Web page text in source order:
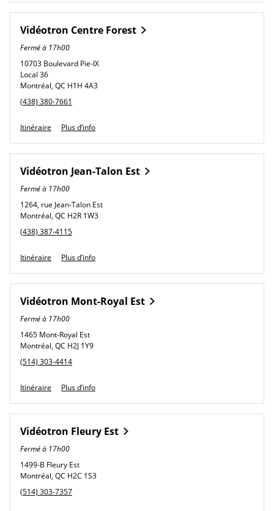
Vidéotron Centre Forest
Fermé à 17h00
10703 Boulevard Pie-IX
Local 36
Montréal, QC H1H 4A3
phone
(438) 380-7661
Itinéraire Link Opens in New Tab
Plus d’info
Vidéotron Jean-Talon Est
Fermé à 17h00
1264, rue Jean-Talon Est
Montréal, QC H2R 1W3
phone
(438) 387-4115
Itinéraire Link Opens in New Tab
Plus d’info
Vidéotron Mont-Royal Est
Fermé à 17h00
1465 Mont-Royal Est
Montréal, QC H2J 1Y9
phone
(514) 303-4414
Itinéraire Link Opens in New Tab
Plus d’info
Vidéotron Fleury Est
Fermé à 17h00
1499-B Fleury Est
Montréal, QC H2C 1S3
phone
(514) 303-7357